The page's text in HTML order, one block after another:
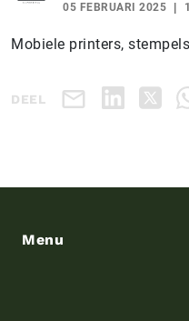
05 FEBRUARI 2025
Mobiele printers, stempels
DEEL
Menu